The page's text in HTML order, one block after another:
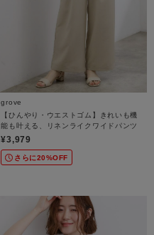
grove
【ひんやり・ウエストゴム】きれいも機
能も叶える、リネンライクワイドパンツ
¥3,979
さらに20%OFF